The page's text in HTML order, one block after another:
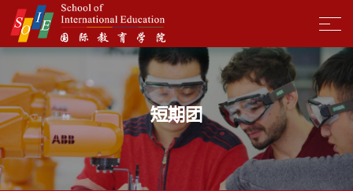
短期团